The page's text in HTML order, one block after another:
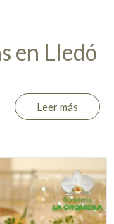
en Lledó
Leer más